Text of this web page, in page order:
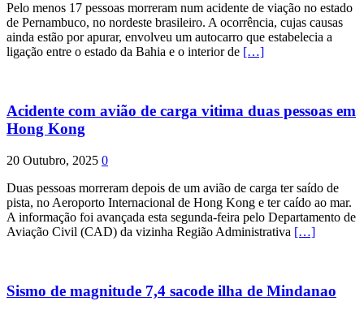
Pelo menos 17 pessoas morreram num acidente de viação no estado
de Pernambuco, no nordeste brasileiro. A ocorrência, cujas causas
ainda estão por apurar, envolveu um autocarro que estabelecia a
ligação entre o estado da Bahia e o interior de […]
Acidente com avião de carga vitima duas pessoas em
Hong Kong
20 Outubro, 2025 0
Duas pessoas morreram depois de um avião de carga ter saído de
pista, no Aeroporto Internacional de Hong Kong e ter caído ao mar.
A informação foi avançada esta segunda-feira pelo Departamento de
Aviação Civil (CAD) da vizinha Região Administrativa […]
Sismo de magnitude 7,4 sacode ilha de Mindanao